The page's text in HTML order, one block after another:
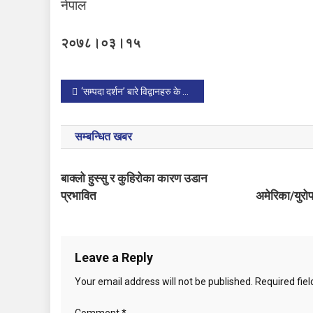
नेपाल
२०७८।०३।१५
P
o
s
t
n
‘सम्पदा दर्शन’ बारे विद्वानहरु के भन्नुहुन्छ ?
सम्बन्धित खबर
बाक्लो हुस्सु र कुहिरोका कारण उडान
प्रभावित
अमेरिका/
Leave a Reply
Your email address will not be published. Required